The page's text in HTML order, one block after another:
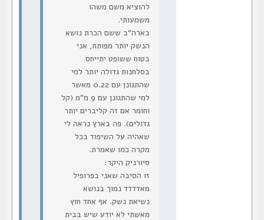
להוציא משם משהו
משמעותי.
בארה"ב ששם הכרת נושא
הנשק יותר מפותח, אני
בטוח ששופט יתייחס
בסלחנות גדולה יותר למי
שהתגונן עם 0.22 מאשר
למי שהתגונן עם 9 מ"מ (קל
וחומר אם זה קליברים יותר
גדולים). פה בארץ נראה לי
שאהיה על השיפוד בכל
מקרה כמו שאמרת.
סיורניק היקר:
זו הסיבה שאני בפרופיל
מאדדדד נמוך בנושא
נשיאת נשק. אף אחד חוץ
מאשתי לא יודע שיש בבית